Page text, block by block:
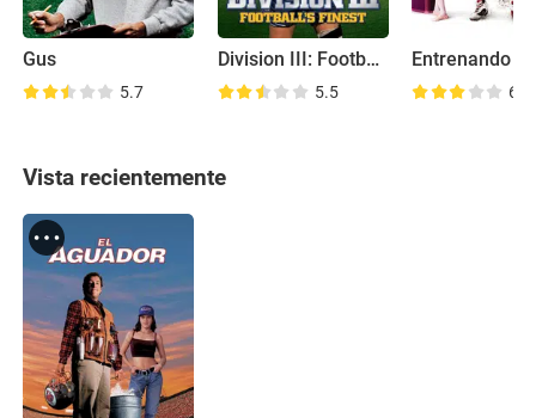
Gus
5.7
Division III: Football's Finest
5.5
Entrenando a
6.8
Vista recientemente